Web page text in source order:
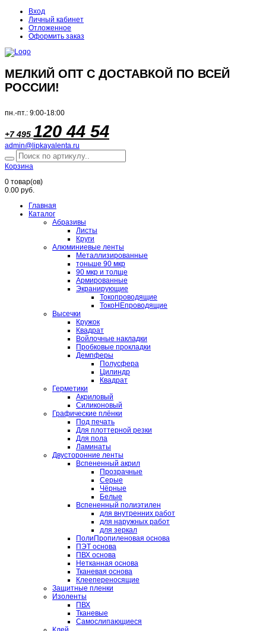
Вход
Личный кабинет
Отложенное
Оформить заказ
МЕЛКИЙ ОПТ С ДОСТАВКОЙ ПО ВСЕЙ
РОССИИ!
пн.-пт.: 9:00-18:00
+7 495 120 44 54
admin@lipkayalenta.ru
Корзина
0 товар(ов)
0.00 руб.
Главная
Каталог
Абразивы
Листы
Круги
Алюминиевые ленты
Металлизированные
тоньше 90 мкр
90 мкр и толще
Армированные
Экранирующие
Токопроводящие
ТокоНЕпроводящие
Высечки
Кружок
Квадрат
Войлочные накладки
Пробковые прокладки
Демпферы
Полусфера
Цилиндр
Квадрат
Герметики
Акриловый
Силиконовый
Графические плёнки
Под печать
Для плоттерной резки
Для пола
Ламинаты
Двусторонние ленты
Вспененный акрил
Прозрачные
Серые
Чёрные
Белые
Вспененный полиэтилен
для внутренних работ
для наружных работ
для зеркал
ПолиПропиленовая основа
ПЭТ основа
ПВХ основа
Нетканная основа
Тканевая основа
Клеепереносящие
Защитные пленки
Изоленты
ПВХ
Тканевые
Самослипающиеся